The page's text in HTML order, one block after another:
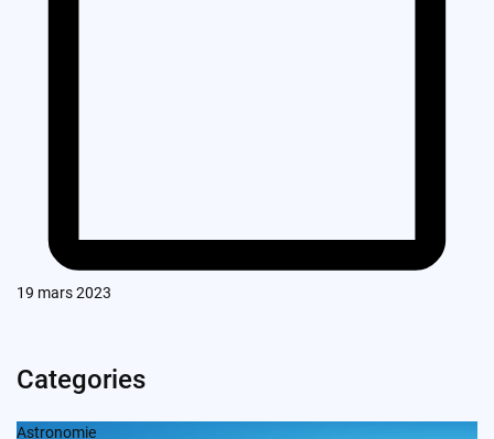
19 mars 2023
Categories
Astronomie